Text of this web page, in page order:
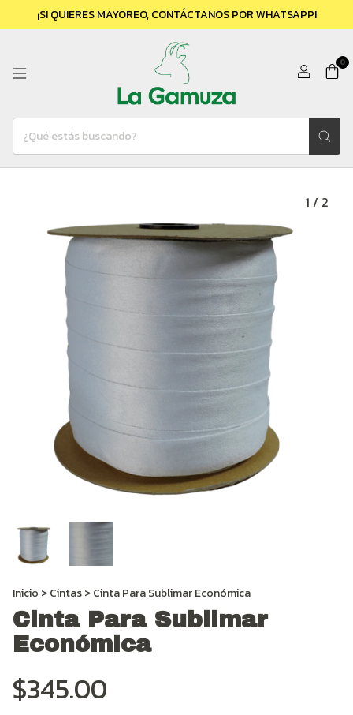
¡SI QUIERES MAYOREO, CONTÁCTANOS POR WHATSAPP!
0
1 / 2
Inicio >Cintas>Cinta Para Sublimar Económica
Cinta Para Sublimar
Económica
$345.00